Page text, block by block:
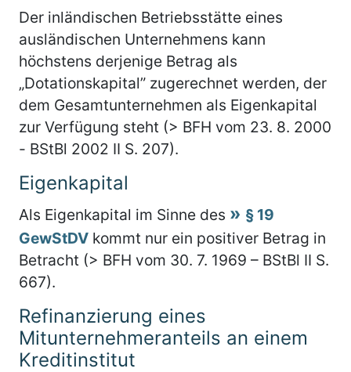
Der inländischen Betriebsstätte eines
ausländischen Unternehmens kann
höchstens derjenige Betrag als
„Dotationskapital” zugerechnet werden, der
dem Gesamtunternehmen als Eigenkapital
zur Verfügung steht (> BFH vom 23. 8. 2000
- BStBl 2002 II S. 207).
Eigenkapital
Als Eigenkapital im Sinne des
§ 19
GewStDV kommt nur ein positiver Betrag in
Betracht (> BFH vom 30. 7. 1969 – BStBl II S.
667).
Refinanzierung eines
Mitunternehmeranteils an einem
Kreditinstitut